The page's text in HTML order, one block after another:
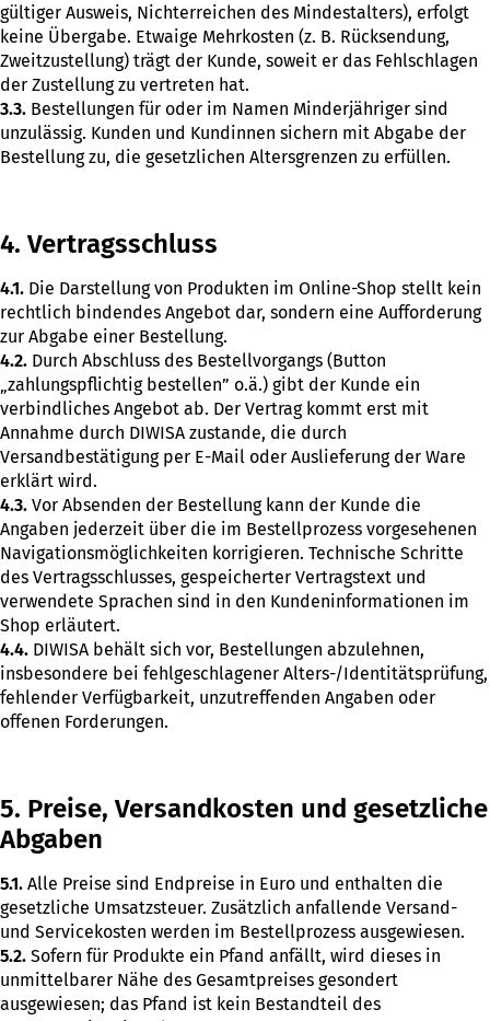
gültiger Ausweis, Nichterreichen des Mindestalters), erfolgt
keine Übergabe. Etwaige Mehrkosten (z. B. Rücksendung,
Zweitzustellung) trägt der Kunde, soweit er das Fehlschlagen
der Zustellung zu vertreten hat.
3.3. Bestellungen für oder im Namen Minderjähriger sind
unzulässig. Kunden und Kundinnen sichern mit Abgabe der
Bestellung zu, die gesetzlichen Altersgrenzen zu erfüllen.
4. Vertragsschluss
4.1. Die Darstellung von Produkten im Online-Shop stellt kein
rechtlich bindendes Angebot dar, sondern eine Aufforderung
zur Abgabe einer Bestellung.
4.2. Durch Abschluss des Bestellvorgangs (Button
„zahlungspflichtig bestellen” o.ä.) gibt der Kunde ein
verbindliches Angebot ab. Der Vertrag kommt erst mit
Annahme durch DIWISA zustande, die durch
Versandbestätigung per E-Mail oder Auslieferung der Ware
erklärt wird.
4.3. Vor Absenden der Bestellung kann der Kunde die
Angaben jederzeit über die im Bestellprozess vorgesehenen
Navigationsmöglichkeiten korrigieren. Technische Schritte
des Vertragsschlusses, gespeicherter Vertragstext und
verwendete Sprachen sind in den Kundeninformationen im
Shop erläutert.
4.4. DIWISA behält sich vor, Bestellungen abzulehnen,
insbesondere bei fehlgeschlagener Alters-/Identitätsprüfung,
fehlender Verfügbarkeit, unzutreffenden Angaben oder
offenen Forderungen.
5. Preise, Versandkosten und gesetzliche
Abgaben
5.1. Alle Preise sind Endpreise in Euro und enthalten die
gesetzliche Umsatzsteuer. Zusätzlich anfallende Versand-
und Servicekosten werden im Bestellprozess ausgewiesen.
5.2. Sofern für Produkte ein Pfand anfällt, wird dieses in
unmittelbarer Nähe des Gesamtpreises gesondert
ausgewiesen; das Pfand ist kein Bestandteil des